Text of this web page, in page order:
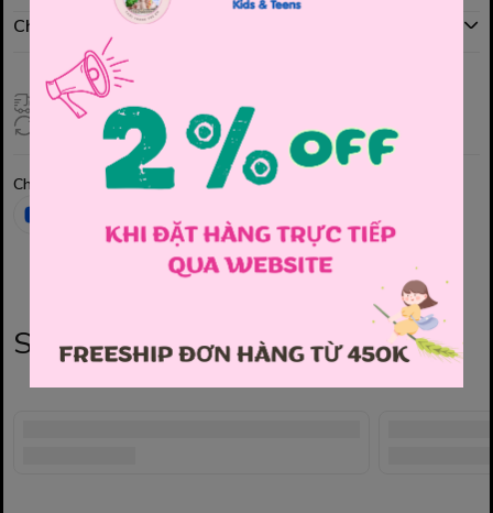
Chính sách đổi hàng
Giao hàng toàn quốc
Đổi hàng 3 ngày (HCM), 7 ngày (Tỉnh)
Chia sẻ
Sản phẩm liên quan